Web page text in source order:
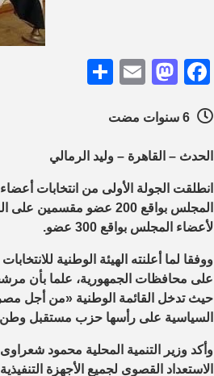
Facebook
Mastodon
Email
الحدث – القاهرة – وليد الرمالي
انطلقت الجولة الأولى من انتخابات
لأعضاء المجلس بواقع 300 عضو.
حيث تدخل القائمة الوطنية «من أجل
السياسية على رأسها حزب مستقبل
وأكد وزير التنمية المحلية محمود
الاستعداد القصوى لجميع الأجهزة